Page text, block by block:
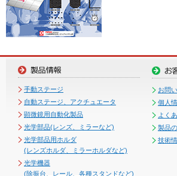
手動ステージ
自動ステージ、アクチュエータ
顕微鏡用自動化製品
光学部品(レンズ、ミラーなど)
光学部品用ホルダ
(レンズホルダ、ミラーホルダなど)
光学機器
(除振台、レール、各種スタンドなど)
お問
個人
よく
製品
技術